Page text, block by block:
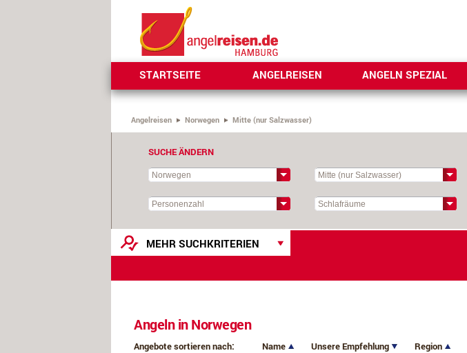
STARTSEITE ANGELREISEN ANGELN SPEZIAL
Angelreisen Norwegen Mitte (nur Salzwasser)
SUCHE ÄNDERN
MEHR SUCHKRITERIEN
Angeln in Norwegen
Angebote sortieren nach: Name Unsere Empfehlung Region